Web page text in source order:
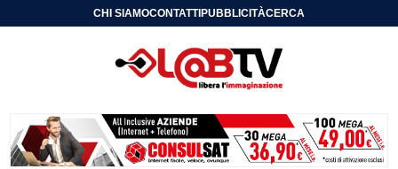
CHI SIAMOCONTATTIPUBBLICITÀCERCA